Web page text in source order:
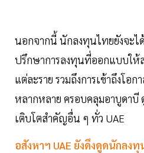
นอกจากนี้ นักลงทุนไทยยังจะ
ปรึกษาการลงทุนที่ออกแบบให้
แต่ละราย รวมถึงการเข้าถึงโอ
หลากหลาย ครอบคลุมอาบูดาบี
เติบโตสำคัญอื่น ๆ ทั่ว UAE
อสังหาฯ UAE ยังดึงดูดนักลง